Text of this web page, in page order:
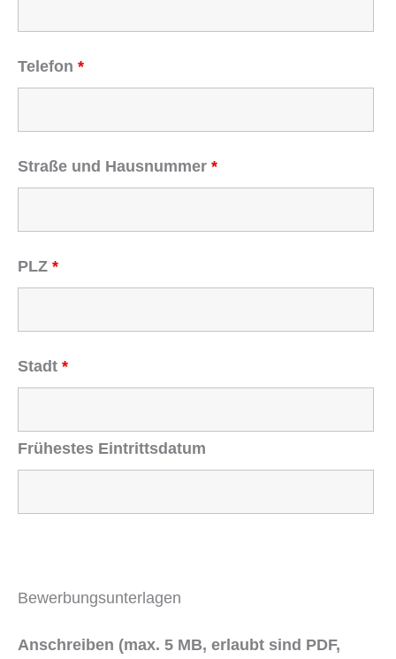
Telefon *
Straße und Hausnummer *
PLZ *
Stadt *
Frühestes Eintrittsdatum
Bewerbungsunterlagen
Anschreiben (max. 5 MB, erlaubt sind PDF,